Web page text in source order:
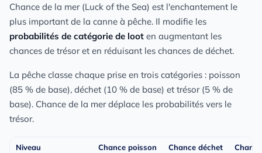
Chance de la mer (Luck of the Sea) est l'enchantement le
plus important de la canne à pêche. Il modifie les
probabilités de catégorie de loot en augmentant les
chances de trésor et en réduisant les chances de déchet.
La pêche classe chaque prise en trois catégories : poisson
(85 % de base), déchet (10 % de base) et trésor (5 % de
base). Chance de la mer déplace les probabilités vers le
trésor.
Niveau Chance poisson Chance déchet